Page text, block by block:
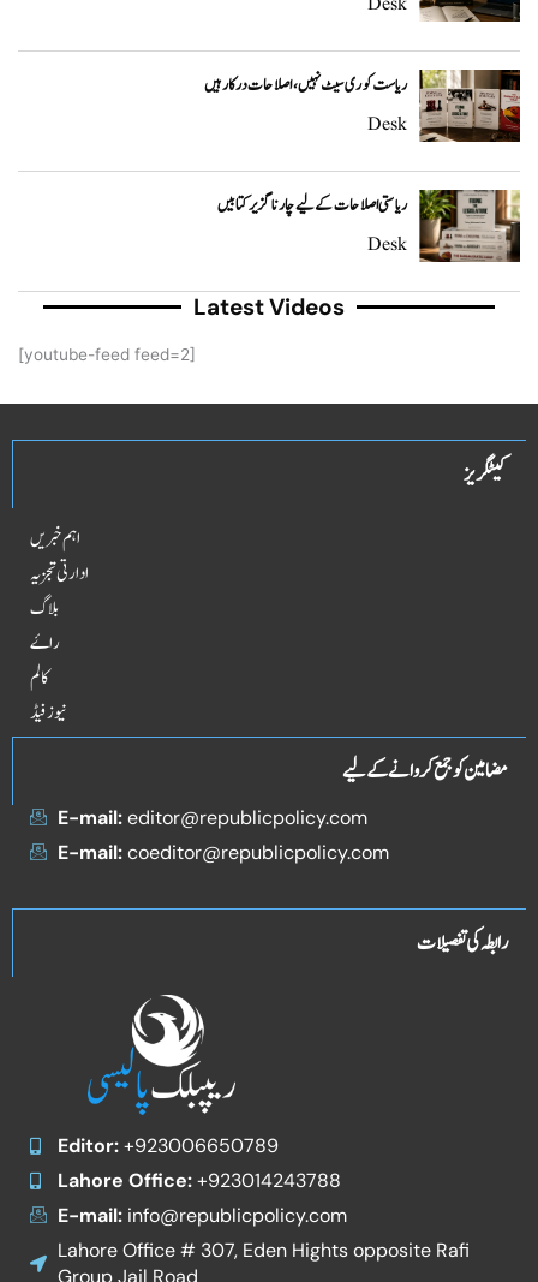
ریاست کو ری سیٹ نہیں، اصلاحات درکار ہیں
Desk
ریاستی اصلاحات کے لیے چار ناگزیر کتابیں
Desk
Latest Videos
[youtube-feed feed=2]
کیٹگریز
اہم خبریں
ادارتی تجزیہ
بلاگ
راۓ
کالم
نیوز فیڈ
مضامین کو جمع کروانے کے لیے
E-mail:editor@republicpolicy.com
E-mail:coeditor@republicpolicy.com
رابطہ کی تفصیلات
Editor:+923006650789
Lahore Office:+923014243788
E-mail:info@republicpolicy.com
Lahore Office # 307, Eden Hights opposite Rafi
Group Jail Road